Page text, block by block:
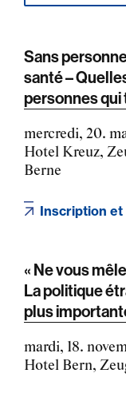
Sans
santé –
personnes
mercredi, 20.
Hotel Kreuz,
Berne
Inscription
« Ne vous
La politique
plus
mardi, 18.
Hotel Bern,